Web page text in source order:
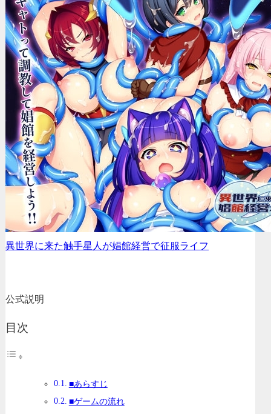
異世界に来た触手星人が娼館経営で征服ライフ
公式説明
目次
■あらすじ
■ゲームの流れ